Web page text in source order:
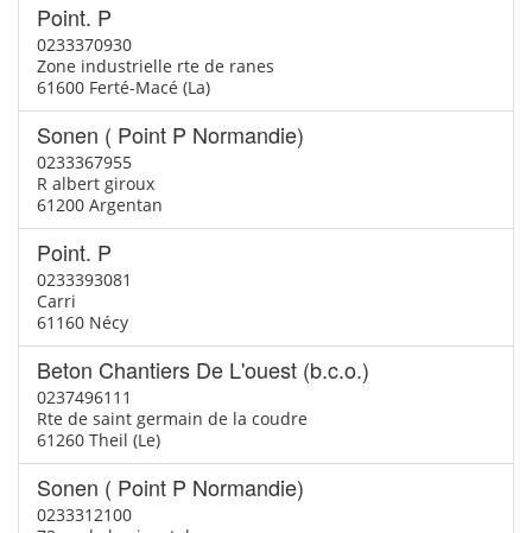
Point. P
0233370930
Zone industrielle rte de ranes
61600 Ferté-Macé (La)
Sonen ( Point P Normandie)
0233367955
R albert giroux
61200 Argentan
Point. P
0233393081
Carri
61160 Nécy
Beton Chantiers De L'ouest (b.c.o.)
0237496111
Rte de saint germain de la coudre
61260 Theil (Le)
Sonen ( Point P Normandie)
0233312100